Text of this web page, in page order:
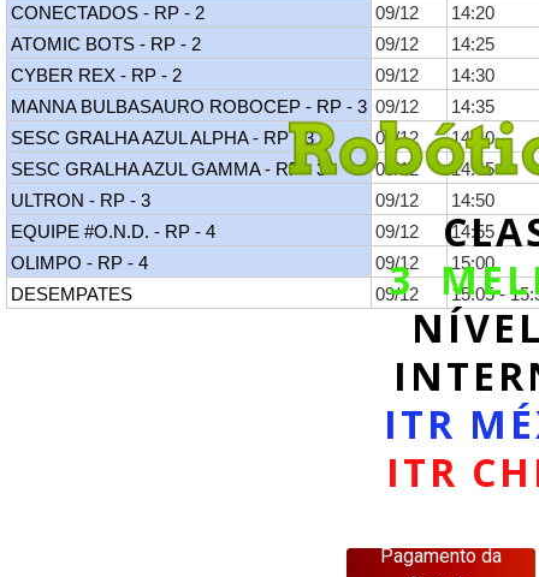
3
ITR
ITR
Pagamento da
CONECTADOS - RP - 2
09/12
14:20
ATOMIC BOTS - RP - 2
09/12
14:25
CYBER REX - RP - 2
09/12
14:30
MANNA BULBASAURO ROBOCEP - RP - 3 09/12
14:35
SESC GRALHA AZUL ALPHA - RP - 3
09/12
14:40
SESC GRALHA AZUL GAMMA - RP - 3
09/12
14:45
ULTRON - RP - 3
09/12
14:50
EQUIPE #O.N.D. - RP - 4
09/12
14:55
OLIMPO - RP - 4
09/12
15:00
DESEMPATES
09/12 15:05 -